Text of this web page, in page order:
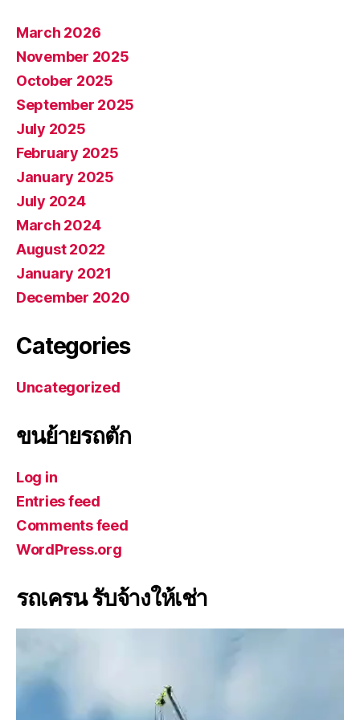
March 2026
November 2025
October 2025
September 2025
July 2025
February 2025
January 2025
July 2024
March 2024
August 2022
January 2021
December 2020
Categories
Uncategorized
ขนย้ายรถตัก
Log in
Entries feed
Comments feed
WordPress.org
รถเครน รับจ้างให้เช่า